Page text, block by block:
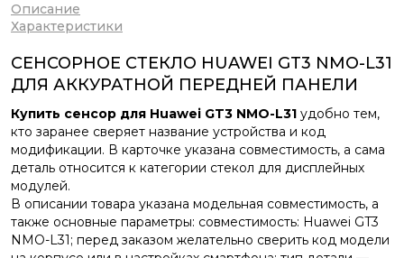
Описание
Характеристики
СЕНСОРНОЕ СТЕКЛО HUAWEI GT3 NMO-L31
ДЛЯ АККУРАТНОЙ ПЕРЕДНЕЙ ПАНЕЛИ
Купить сенсор для Huawei GT3 NMO-L31 удобно тем,
кто заранее сверяет название устройства и код
модификации. В карточке указана совместимость, а сама
деталь относится к категории стекол для дисплейных
модулей.
В описании товара указана модельная совместимость, а
также основные параметры: совместимость: Huawei GT3
NMO-L31; перед заказом желательно сверить код модели